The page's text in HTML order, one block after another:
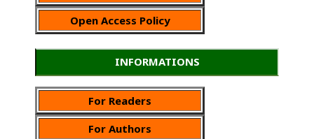
Open Access Policy
INFORMATIONS
For Readers
For Authors